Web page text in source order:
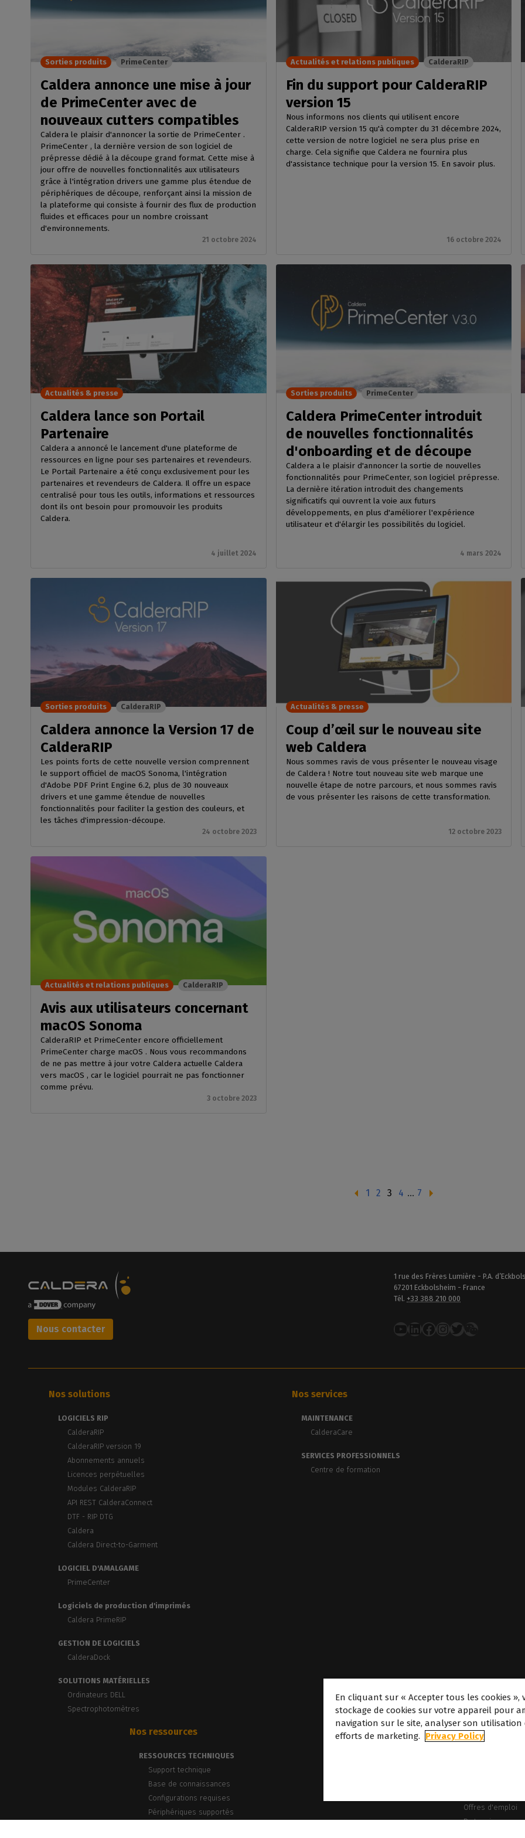
Découvrez les modules
CalderaRIP et leurs nombreux
avantages
API REST
CalderaConnect
DTF - RIP DTG
Caldera
Logiciel RIP pour l'impression
Caldera Direct-to-
Garment
CalderaDock
Gérez vos solutions Caldera
SOLUTIONS MATÉRIELLES
Stations RIP pré-installées
Spectrophotomètres
Mesurez vos couleurs
Décoration intérieure
Impression
Gérez de grands volumes
Découpe
Automatisation
Rationalisez votre
OS compatibles
supportés
Vérifiez la compatibilité de
votre boîte mail
Caldera annonce une mise à jour
de PrimeCenter avec de
nouveaux cutters compatibles
Caldera le plaisir d'annoncer la sortie de PrimeCenter .
PrimeCenter , la dernière version de son logiciel de
prépresse dédié à la découpe grand format. Cette mise à
jour offre de nouvelles fonctionnalités aux utilisateurs
grâce à l'intégration drivers une gamme plus étendue de
périphériques de découpe, renforçant ainsi la mission de
la plateforme qui consiste à fournir des flux de production
fluides et efficaces pour un nombre croissant
d'environnements.
21 octobre 2024
Sorties produits PrimeCenter
Fin du support pour CalderaRIP
version 15
Nous informons nos clients qui utilisent encore
CalderaRIP version 15 qu'à compter du 31 décembre 2024,
cette version de notre logiciel ne sera plus prise en
charge. Cela signifie que Caldera ne fournira plus
d'assistance technique pour la version 15. En savoir plus.
16 octobre 2024
Actualités et relations publiques CalderaRIP
Caldera lance son Portail
Partenaire
Caldera a annoncé le lancement d'une plateforme de
ressources en ligne pour ses partenaires et revendeurs.
Le Portail Partenaire a été conçu exclusivement pour les
partenaires et revendeurs de Caldera. Il offre un espace
centralisé pour tous les outils, informations et ressources
dont ils ont besoin pour promouvoir les produits
Caldera.
4 juillet 2024
Actualités & presse
Caldera PrimeCenter introduit
de nouvelles fonctionnalités
d'onboarding et de découpe
Caldera a le plaisir d'annoncer la sortie de nouvelles
fonctionnalités pour PrimeCenter, son logiciel prépresse.
La dernière itération introduit des changements
significatifs qui ouvrent la voie aux futurs
développements, en plus d'améliorer l'expérience
utilisateur et d'élargir les possibilités du logiciel.
4 mars 2024
Sorties produits PrimeCenter
Caldera annonce la Version 17 de
CalderaRIP
Les points forts de cette nouvelle version comprennent
le support officiel de macOS Sonoma, l'intégration
d'Adobe PDF Print Engine 6.2, plus de 30 nouveaux
drivers et une gamme étendue de nouvelles
fonctionnalités pour faciliter la gestion des couleurs, et
les tâches d'impression-découpe.
24 octobre 2023
Sorties produits CalderaRIP
Coup d’œil sur le nouveau site
web Caldera
Nous sommes ravis de vous présenter le nouveau visage
de Caldera ! Notre tout nouveau site web marque une
nouvelle étape de notre parcours, et nous sommes ravis
de vous présenter les raisons de cette transformation.
12 octobre 2023
Actualités & presse
Avis aux utilisateurs concernant
macOS Sonoma
CalderaRIP et PrimeCenter encore officiellement
PrimeCenter charge macOS . Nous vous recommandons
de ne pas mettre à jour votre Caldera actuelle Caldera
vers macOS , car le logiciel pourrait ne pas fonctionner
comme prévu.
3 octobre 2023
Actualités et relations publiques CalderaRIP
1 2 3 4 … 7
1 rue des Frères Lumière - P.A.
67201 Eckbolsheim - France
Tél. +33 388 210 000
Nous contacter YouTube
LinkedIn
Facebook
Instagram
Twitter
Nos solutions
LOGICIELS RIP
CalderaRIP
CalderaRIP version 19
Abonnements annuels
Licences perpétuelles
Modules CalderaRIP
API REST CalderaConnect
DTF - RIP DTG
Caldera
Caldera Direct-to-Garment
LOGICIEL D'AMALGAME
PrimeCenter
Logiciels de production d'imprimés
Caldera PrimeRIP
GESTION DE LOGICIELS
CalderaDock
SOLUTIONS MATÉRIELLES
Ordinateurs DELL
Spectrophotomètres
Nos services
MAINTENANCE
CalderaCare
SERVICES PROFESSIONNELS
Centre de formation
Nos ressources
RESSOURCES TECHNIQUES
Support technique
Base de connaissances
Configurations requises
Périphériques supportés
À propos
Offres d'emploi
Partenaires
En cliquant sur « Accepter tous les cookies »,
stockage de cookies sur votre appareil pour
navigation sur le site, analyser son
efforts de marketing.
Privacy Policy